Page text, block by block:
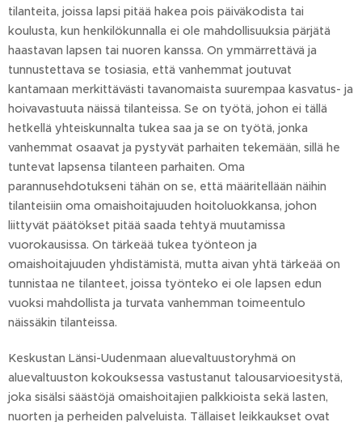
tilanteita, joissa lapsi pitää hakea pois päiväkodista tai
koulusta, kun henkilökunnalla ei ole mahdollisuuksia pärjätä
haastavan lapsen tai nuoren kanssa. On ymmärrettävä ja
tunnustettava se tosiasia, että vanhemmat joutuvat
kantamaan merkittävästi tavanomaista suurempaa kasvatus- ja
hoivavastuuta näissä tilanteissa. Se on työtä, johon ei tällä
hetkellä yhteiskunnalta tukea saa ja se on työtä, jonka
vanhemmat osaavat ja pystyvät parhaiten tekemään, sillä he
tuntevat lapsensa tilanteen parhaiten. Oma
parannusehdotukseni tähän on se, että määritellään näihin
tilanteisiin oma omaishoitajuuden hoitoluokkansa, johon
liittyvät päätökset pitää saada tehtyä muutamissa
vuorokausissa. On tärkeää tukea työnteon ja
omaishoitajuuden yhdistämistä, mutta aivan yhtä tärkeää on
tunnistaa ne tilanteet, joissa työnteko ei ole lapsen edun
vuoksi mahdollista ja turvata vanhemman toimeentulo
näissäkin tilanteissa.
Keskustan Länsi-Uudenmaan aluevaltuustoryhmä on
aluevaltuuston kokouksessa vastustanut talousarvioesitystä,
joka sisälsi säästöjä omaishoitajien palkkioista sekä lasten,
nuorten ja perheiden palveluista. Tällaiset leikkaukset ovat